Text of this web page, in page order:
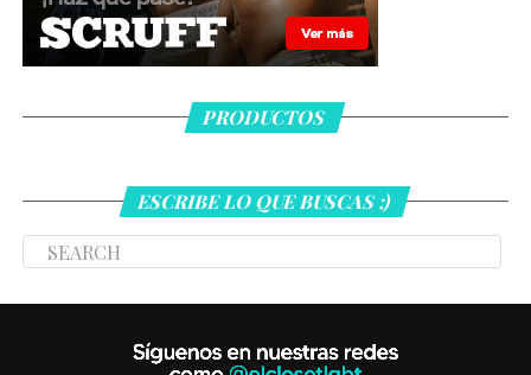
PRODUCTOS
ESCRIBE LO QUE BUSCAS ;)